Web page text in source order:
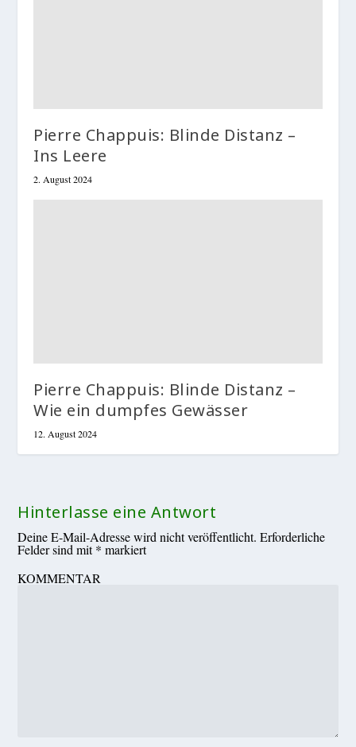
Pierre Chappuis: Blinde Distanz –
Ins Leere
2. August 2024
Pierre Chappuis: Blinde Distanz –
Wie ein dumpfes Gewässer
12. August 2024
Hinterlasse eine Antwort
Deine E-Mail-Adresse wird nicht veröffentlicht. Erforderliche
Felder sind mit* markiert
KOMMENTAR